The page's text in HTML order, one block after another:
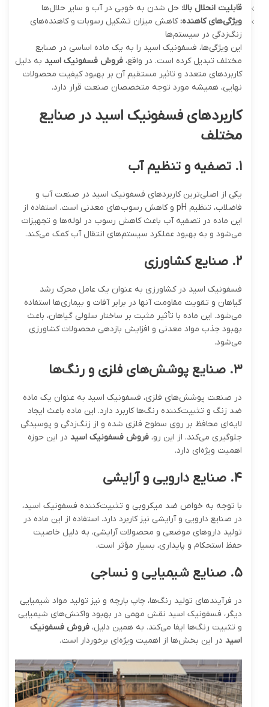
قابلیت انحلال بالا: حل شدن به خوبی در آب و سایر حلال‌ها
ویژگی‌های کاهنده: کاهش میزان تشکیل رسوبات و کاهنده‌های
زنگ‌زدگی در سیستم‌ها
این ویژگی‌ها، فسفونیک اسید را به یک ماده اساسی در صنایع
مختلف تبدیل کرده است. در واقع، فروش فسفونیک اسید به دلیل
کاربردهای متعدد و تاثیر مستقیم آن بر بهبود کیفیت محصولات
نهایی، همیشه مورد توجه متخصصان صنعت قرار دارد.
کاربردهای فسفونیک اسید در صنایع
مختلف
۱. تصفیه و تنظیم آب
یکی از اصلی‌ترین کاربردهای فسفونیک اسید در صنعت آب و
فاضلاب، تنظیم pH و کاهش رسوب‌های معدنی است. استفاده از
این ماده در تصفیه آب باعث کاهش رسوب در لوله‌ها و تجهیزات
می‌شود و به بهبود عملکرد سیستم‌های انتقال آب کمک می‌کند.
۲. صنایع کشاورزی
فسفونیک اسید در کشاورزی به عنوان یک عامل محرک رشد
گیاهان و تقویت مقاومت آنها در برابر آفات و بیماری‌ها استفاده
می‌شود. این ماده با تأثیر مثبت بر ساختار سلولی گیاهان، باعث
بهبود جذب مواد معدنی و افزایش بازدهی محصولات کشاورزی
می‌شود.
۳. صنایع پوشش‌های فلزی و رنگ‌ها
در صنعت پوشش‌های فلزی، فسفونیک اسید به عنوان یک ماده
ضد زنگ و تثبیت‌کننده رنگ‌ها کاربرد دارد. این ماده باعث ایجاد
لایه‌ای محافظ بر روی سطوح فلزی شده و از زنگ‌زدگی و پوسیدگی
جلوگیری می‌کند. از این رو، فروش فسفونیک اسید در این حوزه
اهمیت ویژه‌ای دارد.
۴. صنایع دارویی و آرایشی
با توجه به خواص ضد میکروبی و تثبیت‌کننده فسفونیک اسید،
در صنایع دارویی و آرایشی نیز کاربرد دارد. استفاده از این ماده در
تولید داروهای موضعی و محصولات آرایشی، به دلیل خاصیت
حفظ استحکام و پایداری، بسیار مؤثر است.
۵. صنایع شیمیایی و نساجی
در فرآیندهای تولید رنگ‌ها، چاپ پارچه و نیز تولید مواد شیمیایی
دیگر، فسفونیک اسید نقش مهمی در بهبود واکنش‌های شیمیایی
و تثبیت رنگ‌ها ایفا می‌کند. به همین دلیل، فروش فسفونیک
اسید در این بخش‌ها از اهمیت ویژه‌ای برخوردار است.